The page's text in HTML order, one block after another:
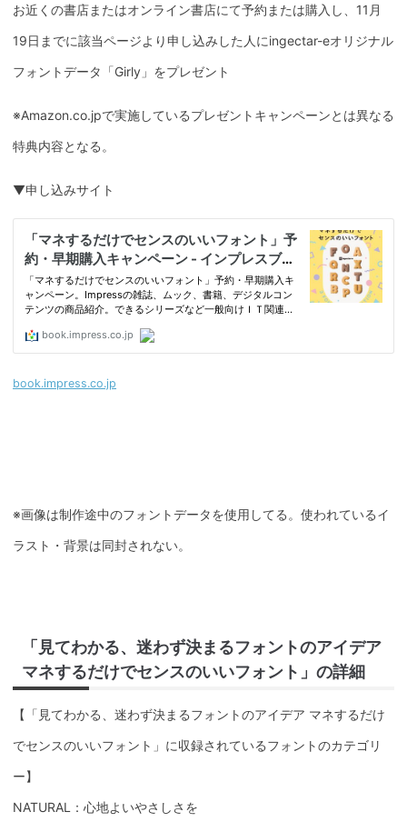
お近くの書店またはオンライン書店にて予約または購入し、11月
19日までに該当ページより申し込みした人にingectar-eオリジナル
フォントデータ「Girly」をプレゼント
※Amazon.co.jpで実施しているプレゼントキャンペーンとは異なる
特典内容となる。
▼申し込みサイト
book.impress.co.jp
※画像は制作途中のフォントデータを使用してる。使われているイ
ラスト・背景は同封されない。
「見てわかる、迷わず決まるフォントのアイデア
マネするだけでセンスのいいフォント」の詳細
【「見てわかる、迷わず決まるフォントのアイデア マネするだけ
でセンスのいいフォント」に収録されているフォントのカテゴリ
ー】
NATURAL：心地よいやさしさを